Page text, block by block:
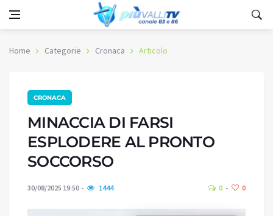
Home Categorie Cronaca Articolo
CRONACA
MINACCIA DI FARSI
ESPLODERE AL PRONTO
SOCCORSO
30/08/2025 19:50 1444 0 0